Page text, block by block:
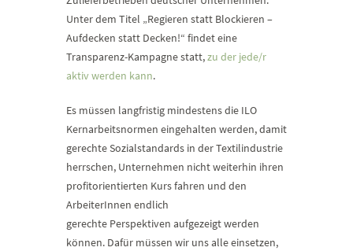
Unter dem Titel „Regieren statt Blockieren –
Aufdecken statt Decken!“ findet eine
Transparenz-Kampagne statt,zu der jede/r
aktiv werden kann.
Es müssen langfristig mindestens die ILO
Kernarbeitsnormen eingehalten werden, damit
gerechte Sozialstandards in der Textilindustrie
herrschen, Unternehmen nicht weiterhin ihren
profitorientierten Kurs fahren und den
ArbeiterInnen endlich
gerechte Perspektiven aufgezeigt werden
können. Dafür müssen wir uns alle einsetzen,